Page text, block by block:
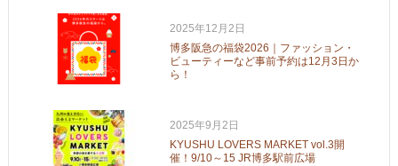
2025年12月2日
博多阪急の福袋2026｜ファッション・
ビューティーなど事前予約は12月3日か
ら！
2025年9月2日
KYUSHU LOVERS MARKET vol.3開
催！9/10～15 JR博多駅前広場